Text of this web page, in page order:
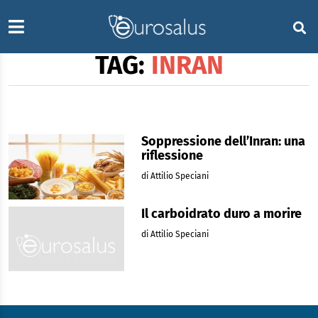
TAG: INRAN
Soppressione dell’Inran: una
riflessione
di Attilio Speciani
Il carboidrato duro a morire
di Attilio Speciani